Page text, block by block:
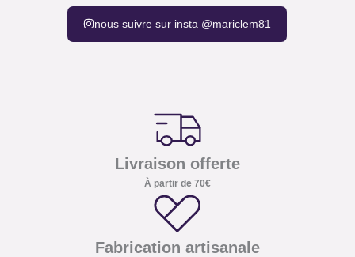
nous suivre sur insta @mariclem81
Livraison offerte
À partir de 70€
Fabrication artisanale